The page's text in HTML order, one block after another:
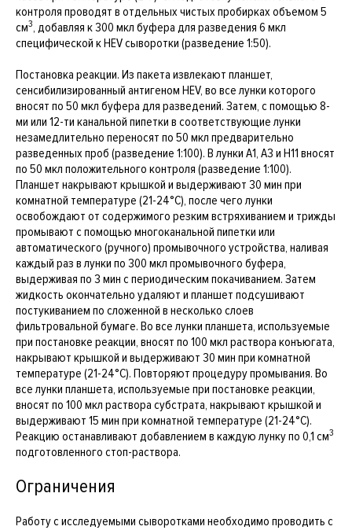
контроля проводят в отдельных чистых пробирках объемом 5
см3, добавляя к 300 мкл буфера для разведения 6 мкл
специфической к HEV сыворотки (разведение 1:50).
Постановка реакции. Из пакета извлекают планшет,
сенсибилизированный антигеном HEV, во все лунки которого
вносят по 50 мкл буфера для разведений. Затем, с помощью 8-
ми или 12-ти канальной пипетки в соответствующие лунки
незамедлительно переносят по 50 мкл предварительно
разведенных проб (разведение 1:100). В лунки А1, А3 и Н11 вносят
по 50 мкл положительного контроля (разведение 1:100).
Планшет накрывают крышкой и выдерживают 30 мин при
комнатной температуре (21-24°С), после чего лунки
освобождают от содержимого резким встряхиванием и трижды
промывают с помощью многоканальной пипетки или
автоматического (ручного) промывочного устройства, наливая
каждый раз в лунки по 300 мкл промывочного буфера,
выдерживая по 3 мин с периодическим покачиванием. Затем
жидкость окончательно удаляют и планшет подсушивают
постукиванием по сложенной в несколько слоев
фильтровальной бумаге. Во все лунки планшета, используемые
при постановке реакции, вносят по 100 мкл раствора конъюгата,
накрывают крышкой и выдерживают 30 мин при комнатной
температуре (21-24°С). Повторяют процедуру промывания. Во
все лунки планшета, используемые при постановке реакции,
вносят по 100 мкл раствора субстрата, накрывают крышкой и
выдерживают 15 мин при комнатной температуре (21-24°С).
Реакцию останавливают добавлением в каждую лунку по 0,1 см3
подготовленного стоп-раствора.
Ограничения
Работу с исследуемыми сыворотками необходимо проводить с